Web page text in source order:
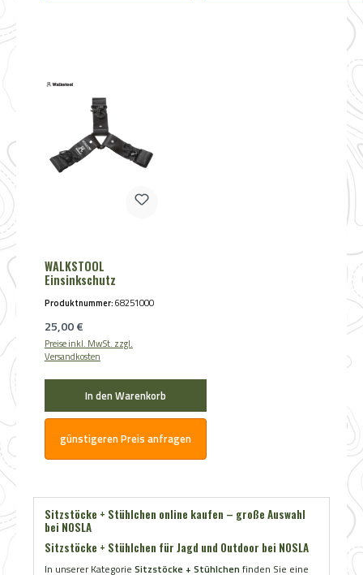
WALKSTOOL
Einsinkschutz
Produktnummer:68251000
Regulärer Preis:
25,00 €
Preise inkl. MwSt. zzgl.
Versandkosten
In den Warenkorb
günstigeren Preis anfragen
Sitzstöcke + Stühlchen online kaufen – große Auswahl
bei NOSLA
Sitzstöcke + Stühlchen für Jagd und Outdoor bei NOSLA
In unserer Kategorie Sitzstöcke + Stühlchen finden Sie eine